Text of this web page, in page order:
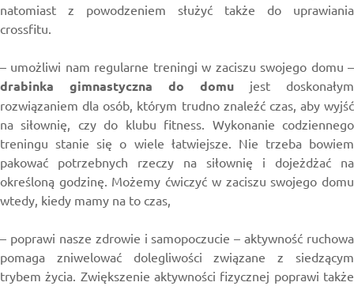
natomiast z powodzeniem służyć także do uprawiania
crossfitu.
– umożliwi nam regularne treningi w zaciszu swojego domu –
drabinka gimnastyczna do domu jest doskonałym
rozwiązaniem dla osób, którym trudno znaleźć czas, aby wyjść
na siłownię, czy do klubu fitness. Wykonanie codziennego
treningu stanie się o wiele łatwiejsze. Nie trzeba bowiem
pakować potrzebnych rzeczy na siłownię i dojeżdżać na
określoną godzinę. Możemy ćwiczyć w zaciszu swojego domu
wtedy, kiedy mamy na to czas,
– poprawi nasze zdrowie i samopoczucie – aktywność ruchowa
pomaga zniwelować dolegliwości związane z siedzącym
trybem życia. Zwiększenie aktywności fizycznej poprawi także